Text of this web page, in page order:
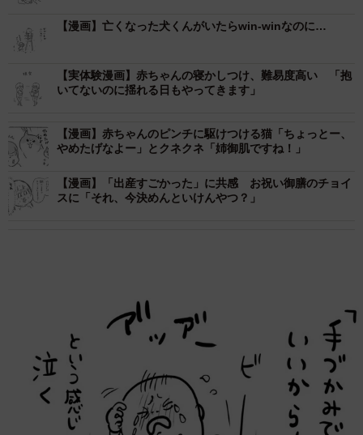
【漫画】亡くなった犬くんがいたらwin-winなのに…
【実体験漫画】赤ちゃんの寝かしつけ、難易度高い 「抱
いてないのに揺れる日もやってきます」
【漫画】赤ちゃんのピンチに駆けつける猫「ちょっとー、
やめたげなよー」とクネクネ「姉御肌ですね！」
【漫画】「出産すごかった」に共感 お祝い御膳のチョイ
スに「それ、今決めんといけんやつ？」